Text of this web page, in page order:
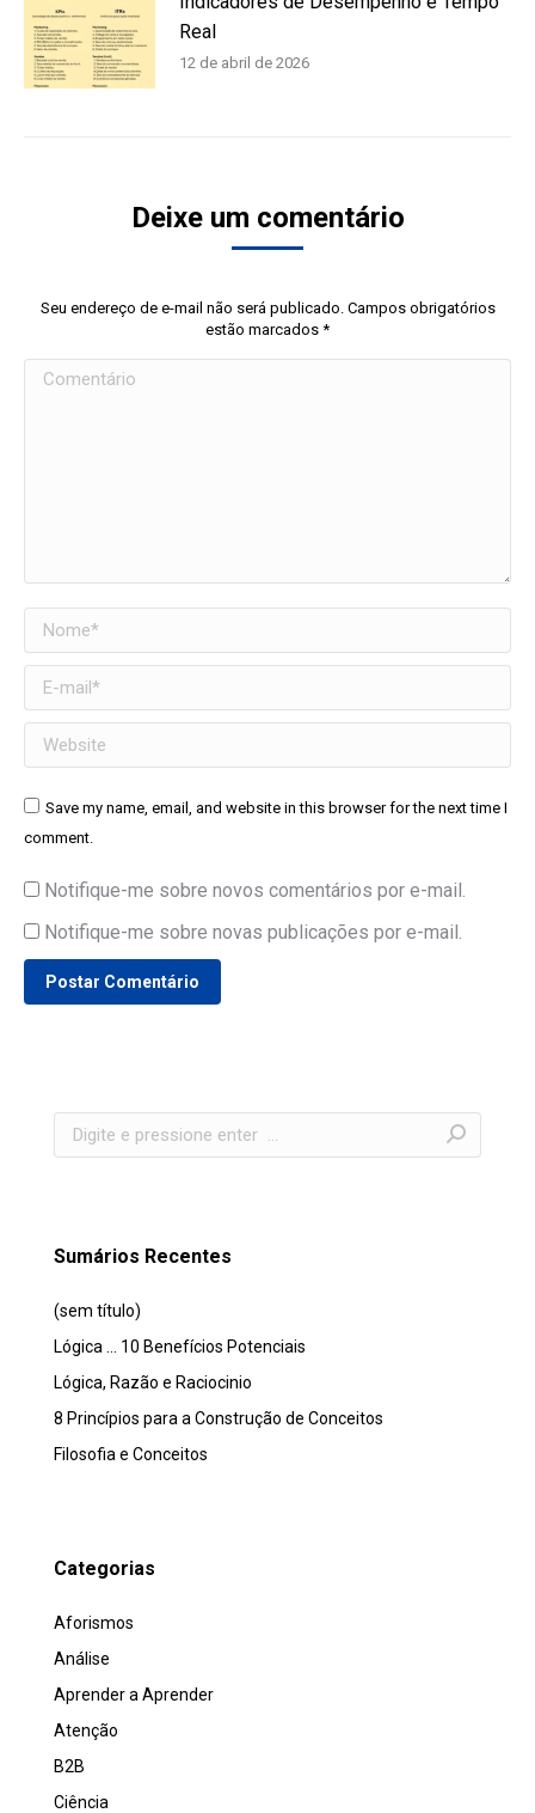
Real
12 de abril de 2026
Deixe um comentário
Seu endereço de e-mail não será publicado. Campos obrigatórios
estão marcados *
Comentário
Nome *
E-mail *
Website
Save my name, email, and website in this browser for the next time I
comment.
Notifique-me sobre novos comentários por e-mail.
Notifique-me sobre novas publicações por e-mail.
Postar Comentário
Search:
Sumários Recentes
(sem título)
Lógica … 10 Benefícios Potenciais
Lógica, Razão e Raciocinio
8 Princípios para a Construção de Conceitos
Filosofia e Conceitos
Categorias
Aforismos
Análise
Aprender a Aprender
Atenção
B2B
Ciência